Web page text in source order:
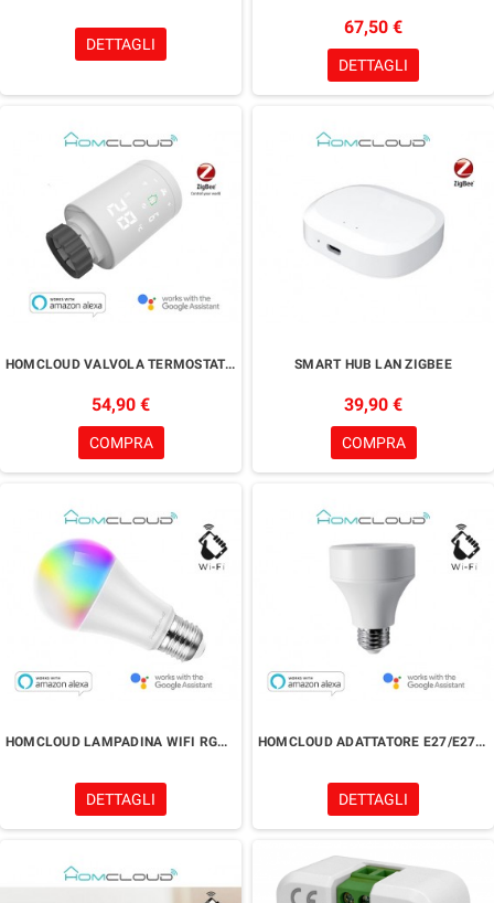
DETTAGLI
67,50 €
DETTAGLI
HOMCLOUD VALVOLA TERMOSTATICA PER TERMOSIFONI
54,90 €
COMPRA
SMART HUB LAN ZIGBEE
39,90 €
COMPRA
HOMCLOUD LAMPADINA WIFI RGB+CCT E27 dimmerabile
DETTAGLI
HOMCLOUD ADATTATORE E27/E27 WIFI DIMMERABILE
DETTAGLI